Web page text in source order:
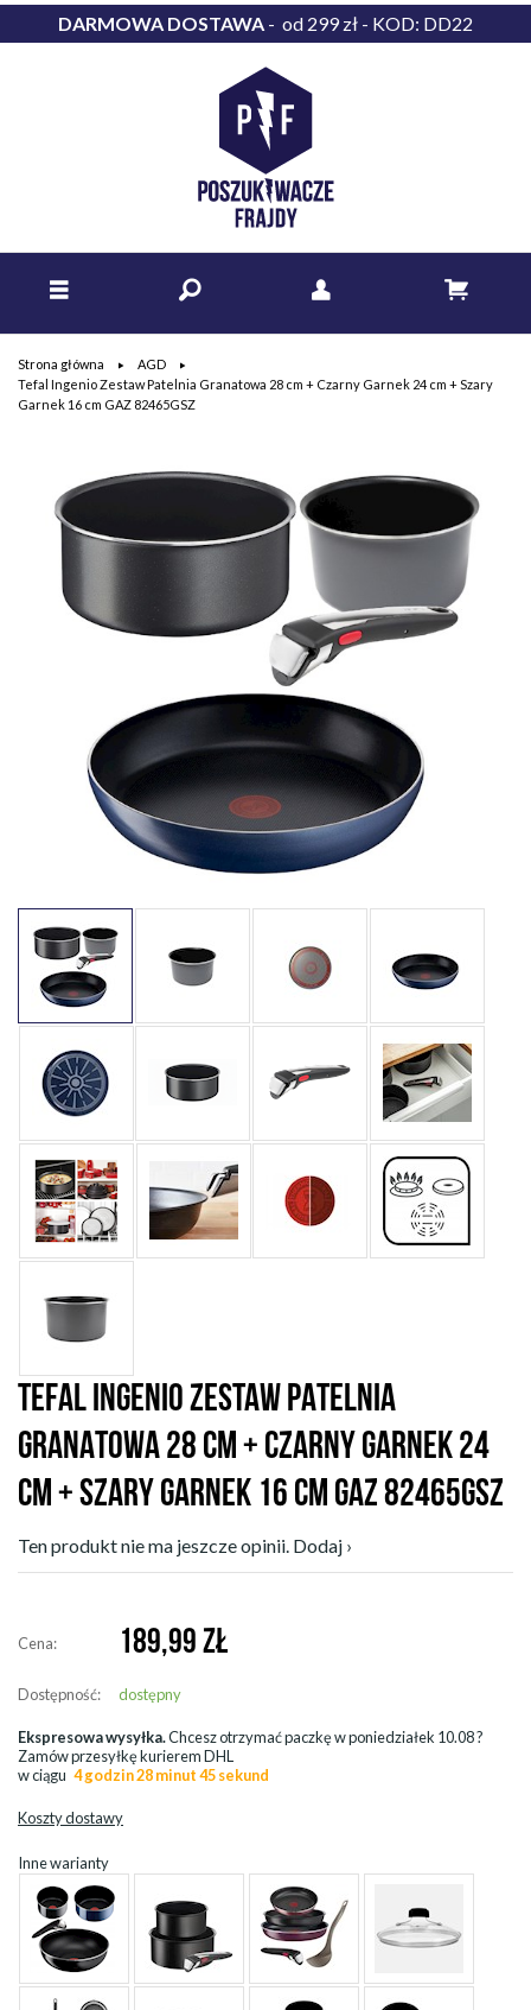
DARMOWA DOSTAWA - od 299 zł - KOD: DD22
Strona główna
AGD
Tefal Ingenio Zestaw Patelnia Granatowa 28 cm + Czarny Garnek 24 cm + Szary
Garnek 16 cm GAZ 82465GSZ
TEFAL INGENIO ZESTAW PATELNIA
GRANATOWA 28 CM + CZARNY GARNEK 24
CM + SZARY GARNEK 16 CM GAZ 82465GSZ
Ten produkt nie ma jeszcze opinii. Dodaj ›
Cena: 189,99 ZŁ
Dostępność: dostępny
Ekspresowa wysyłka.Chcesz otrzymać paczkę wponiedziałek 10.08?
Zamów przesyłkę kurierem DHL
w ciągu 4 godzin 28 minut 45 sekund
Koszty dostawy
Inne warianty